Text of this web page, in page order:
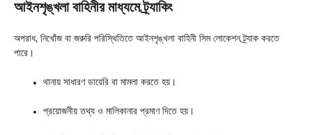
আইনশৃঙ্খলা বাহিনীর মাধ্যমে ট্র্যাকিং
অপরাধ, নিখোঁজ বা জরুরি পরিস্থিতিতে আইনশৃঙ্খলা বাহিনী সিম লোকেশন ট্র্যাক করতে
পারে।
থানায় সাধারণ ডায়েরি বা মামলা করতে হয়।
প্রয়োজনীয় তথ্য ও মালিকানার প্রমাণ দিতে হয়।